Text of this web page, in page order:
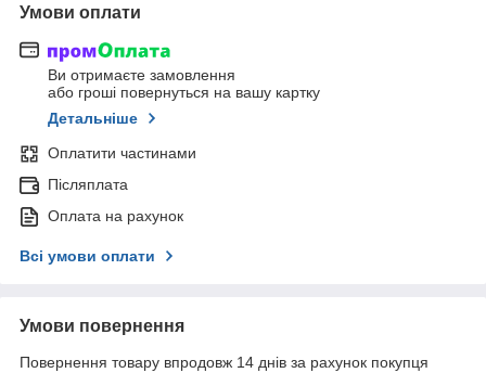
Умови оплати
Ви отримаєте замовлення
або гроші повернуться на вашу картку
Детальніше
Оплатити частинами
Післяплата
Оплата на рахунок
Всі умови оплати
Умови повернення
Повернення товару впродовж 14 днів за рахунок покупця